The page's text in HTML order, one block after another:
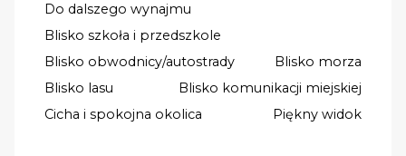
Do dalszego wynajmu
Blisko szkoła i przedszkole
Blisko obwodnicy/autostrady
Blisko morza
Blisko lasu
Blisko komunikacji miejskiej
Cicha i spokojna okolica
Piękny widok